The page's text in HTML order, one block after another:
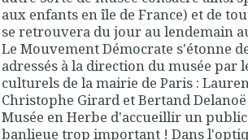
aux enfants en île de France) et de
se retrouvera du jour au lendemain
Le Mouvement Démocrate s'étonne
adressés à la direction du musée par
culturels de la mairie de Paris :
Christophe Girard et Bertand
Musée en Herbe d'accueillir un
banlieue trop important ! Dans